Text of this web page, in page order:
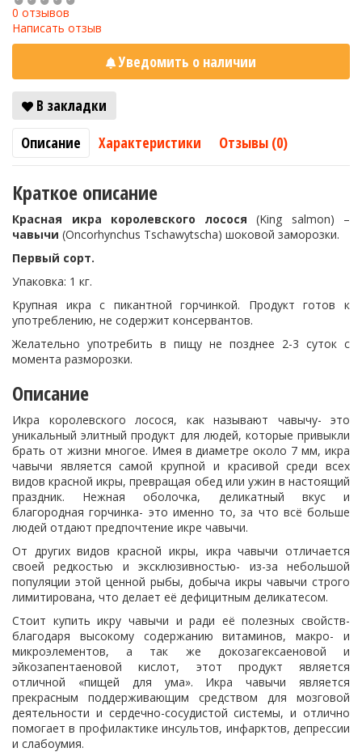
0 отзывов
Написать отзыв
Уведомить о наличии
В закладки
Описание
Характеристики Отзывы (0)
Краткое описание
Красная икра королевского лосося (King salmon) –
чавычи (Oncorhynchus Tschawytscha) шоковой заморозки.
Первый сорт.
Упаковка: 1 кг.
Крупная икра с пикантной горчинкой. Продукт готов к
употреблению, не содержит консервантов.
Желательно употребить в пищу не позднее 2-3 суток с
момента разморозки.
Описание
Икра королевского лосося, как называют чавычу- это
уникальный элитный продукт для людей, которые привыкли
брать от жизни многое. Имея в диаметре около 7 мм, икра
чавычи является самой крупной и красивой среди всех
видов красной икры, превращая обед или ужин в настоящий
праздник. Нежная оболочка, деликатный вкус и
благородная горчинка- это именно то, за что всё больше
людей отдают предпочтение икре чавычи.
От других видов красной икры, икра чавычи отличается
своей редкостью и эксклюзивностью- из-за небольшой
популяции этой ценной рыбы, добыча икры чавычи строго
лимитирована, что делает её дефицитным деликатесом.
Стоит купить икру чавычи и ради её полезных свойств-
благодаря высокому содержанию витаминов, макро- и
микроэлементов, а так же докозагексаеновой и
эйкозапентаеновой кислот, этот продукт является
отличной «пищей для ума». Икра чавычи является
прекрасным поддерживающим средством для мозговой
деятельности и сердечно-сосудистой системы, и отлично
помогает в профилактике инсультов, инфарктов, депрессии
и слабоумия.